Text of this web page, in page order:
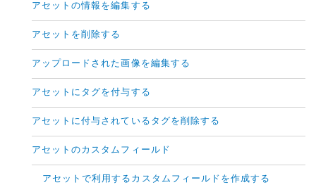
アセットの情報を編集する
アセットを削除する
アップロードされた画像を編集する
アセットにタグを付与する
アセットに付与されているタグを削除する
アセットのカスタムフィールド
アセットで利用するカスタムフィールドを作成する